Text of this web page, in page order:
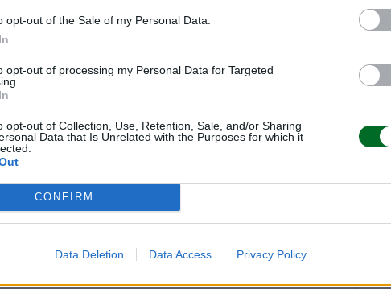
opt-out of the Sale of my Personal Data.
opt-out of processing my Personal Data for Targeted
opt-out of Collection, Use, Retention, Sale, and/or Sharing
Data that Is Unrelated with the Purposes for which it
CONFIRM
Data Deletion Data Access Privacy Policy
euro, in miglioramento
e dispone di una delle
con oltre 3 mila consulenti
in area 20 euro, con
rispetto a un anno fa.
11 febbraio, firmati da
ha confermato il giudizio
il target price a 25,5 euro,
ritoccando al rialzo il prezzo